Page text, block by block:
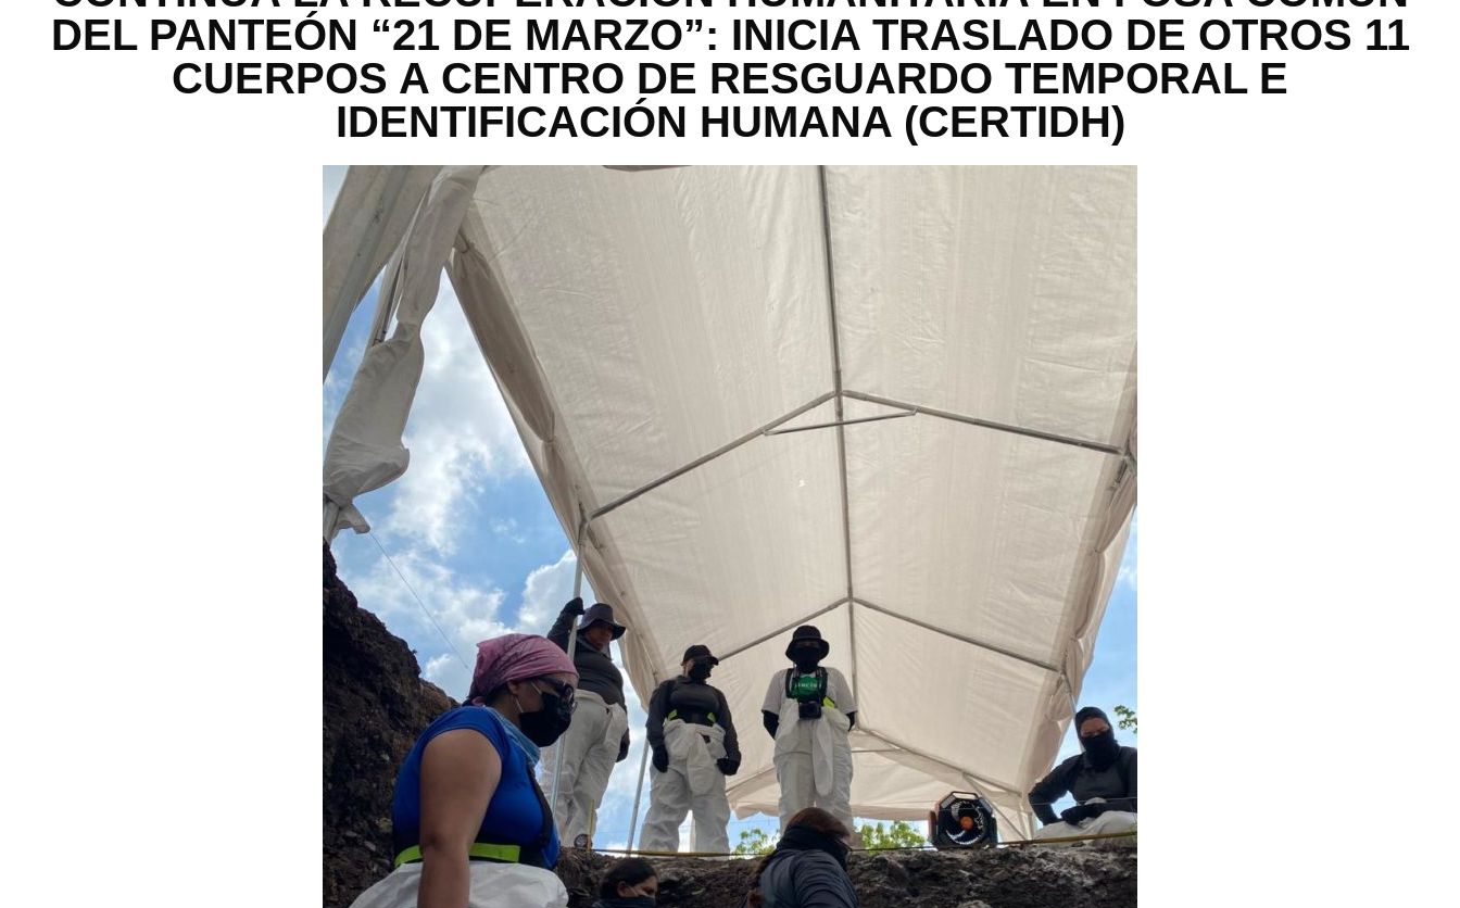
DEL PANTEÓN “21 DE MARZO”: INICIA TRASLADO DE OTROS 11
CUERPOS A CENTRO DE RESGUARDO TEMPORAL E
IDENTIFICACIÓN HUMANA (CERTIDH)